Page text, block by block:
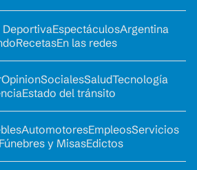
DeportivaEspectáculosArgentina
RecetasEn las redes
OpinionSocialesSaludTecnología
Estado del tránsito
AutomotoresEmpleosServicios
y MisasEdictos